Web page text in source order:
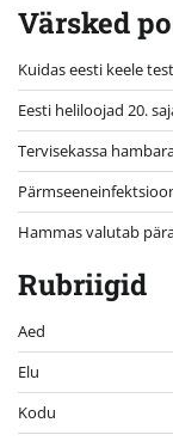
Värsked
Kuidas eesti keele
Eesti heliloojad 20.
Tervisekassa
Hammas valutab
Rubriigid
Aed
Elu
Kodu